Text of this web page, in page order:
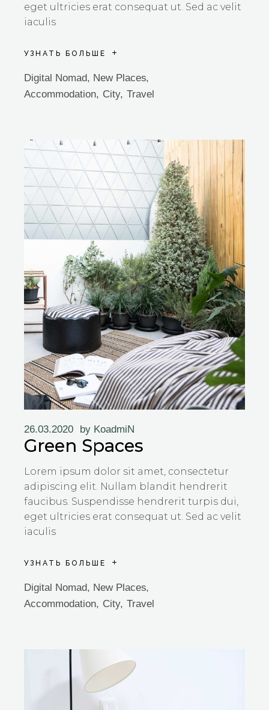
eget ultricies erat consequat ut. Sed ac velit
iaculis
УЗНАТЬ БОЛЬШЕ
Digital Nomad, New Places
Accommodation
City Travel
26.03.2020 by KoadmiN
Green Spaces
Lorem ipsum dolor sit amet, consectetur
adipiscing elit. Nullam blandit hendrerit
faucibus. Suspendisse hendrerit turpis dui,
eget ultricies erat consequat ut. Sed ac velit
iaculis
УЗНАТЬ БОЛЬШЕ
Digital Nomad, New Places
Accommodation
City Travel